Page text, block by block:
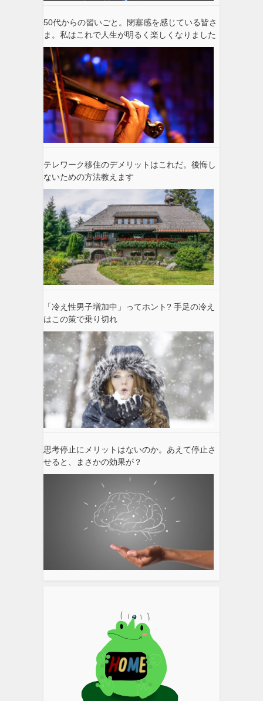
50代からの習いごと。閉塞感を感じている皆さ
ま。私はこれで人生が明るく楽しくなりました
テレワーク移住のデメリットはこれだ。後悔し
ないための方法教えます
「冷え性男子増加中」ってホント? 手足の冷え
はこの策で乗り切れ
思考停止にメリットはないのか。あえて停止さ
せると、まさかの効果が？